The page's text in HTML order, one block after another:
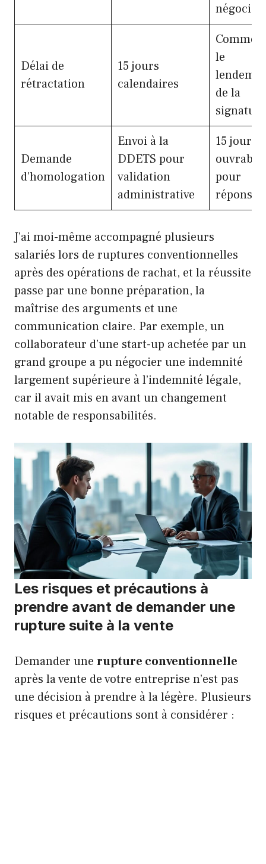
Délai de
rétractation
15 jours
calendaires
le
de la
signature
Demande
d’homologation
Envoi à la
DDETS pour
validation
administrative
15 jours
pour
réponse
J’ai moi-même accompagné plusieurs
salariés lors de ruptures conventionnelles
après des opérations de rachat, et la réussite
passe par une bonne préparation, la
maîtrise des arguments et une
communication claire. Par exemple, un
collaborateur d’une start-up achetée par un
grand groupe a pu négocier une indemnité
largement supérieure à l’indemnité légale,
car il avait mis en avant un changement
notable de responsabilités.
Les risques et précautions à
prendre avant de demander une
rupture suite à la vente
Demander une rupture conventionnelle
après la vente de votre entreprise n’est pas
une décision à prendre à la légère. Plusieurs
risques et précautions sont à considérer :